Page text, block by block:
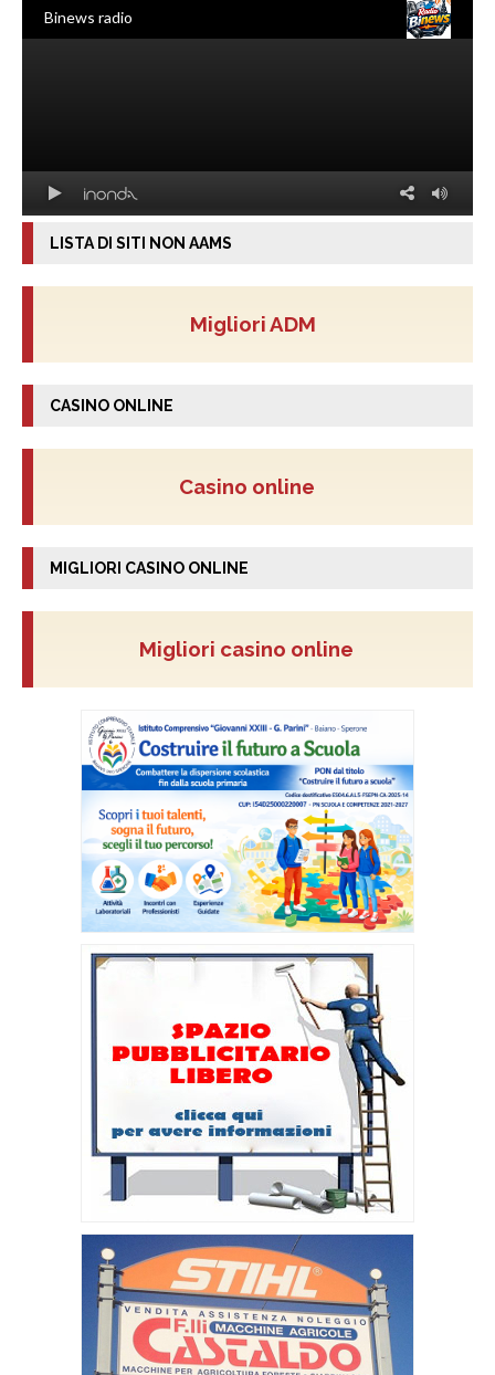
LISTA DI SITI NON AAMS
Migliori ADM
CASINO ONLINE
Casino online
MIGLIORI CASINO ONLINE
Migliori casino online